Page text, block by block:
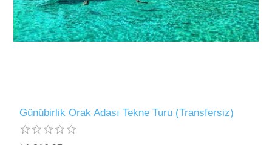
Günübirlik Orak Adası Tekne Turu (Transfersiz)